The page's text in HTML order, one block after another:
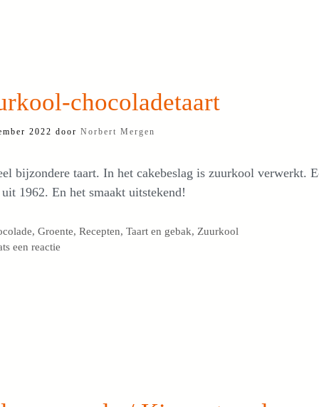
chocoladetaart
2022 door Norbert Mergen
bijzondere taart. In het cakebeslag is zuurkool verwerkt.
1962. En het smaakt uitstekend!
,Groente,Recepten,Taart en gebak, Zuurkool
een reactie